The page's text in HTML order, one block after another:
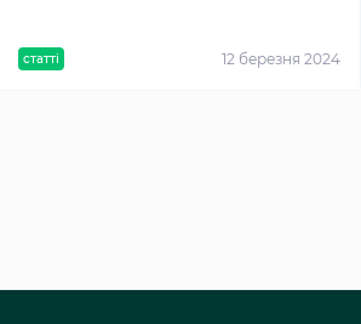
статті 12 березня 2024